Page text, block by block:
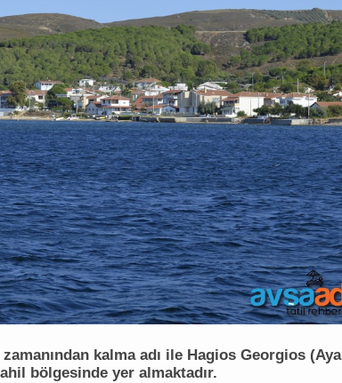
kalma adı ile Hagios Georgios (Aya
bölgesinde yer almaktadır.